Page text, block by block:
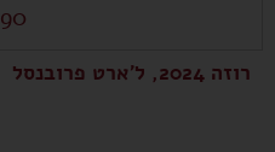
90
רוזה 2024, ל'ארט פרובנסל